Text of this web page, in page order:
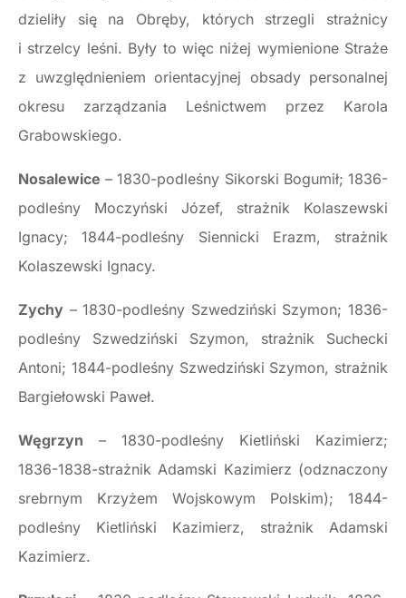
dzieliły się na Obręby, których strzegli strażnicy
i strzelcy leśni. Były to więc niżej wymienione Straże
z uwzględnieniem orientacyjnej obsady personalnej
okresu zarządzania Leśnictwem przez Karola
Grabowskiego.
Nosalewice – 1830-podleśny Sikorski Bogumił; 1836-
podleśny Moczyński Józef, strażnik Kolaszewski
Ignacy; 1844-podleśny Siennicki Erazm, strażnik
Kolaszewski Ignacy.
Zychy – 1830-podleśny Szwedziński Szymon; 1836-
podleśny Szwedziński Szymon, strażnik Suchecki
Antoni; 1844-podleśny Szwedziński Szymon, strażnik
Bargiełowski Paweł.
Węgrzyn – 1830-podleśny Kietliński Kazimierz;
1836-1838-strażnik Adamski Kazimierz (odznaczony
srebrnym Krzyżem Wojskowym Polskim); 1844-
podleśny Kietliński Kazimierz, strażnik Adamski
Kazimierz.